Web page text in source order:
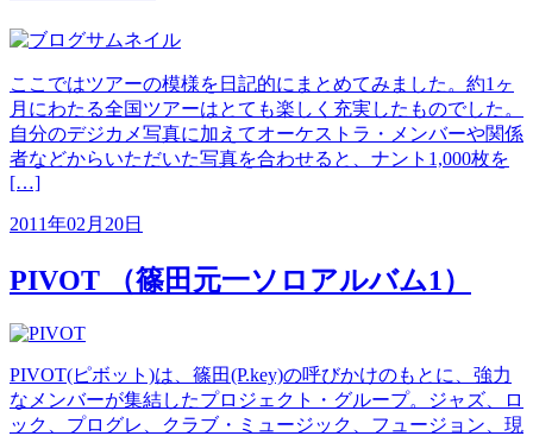
ここではツアーの模様を日記的にまとめてみました。約1ヶ
月にわたる全国ツアーはとても楽しく充実したものでした。
自分のデジカメ写真に加えてオーケストラ・メンバーや関係
者などからいただいた写真を合わせると、ナント1,000枚を
[…]
2011年02月20日
PIVOT （篠田元一ソロアルバム1）
PIVOT(ピボット)は、篠田(P.key)の呼びかけのもとに、強力
なメンバーが集結したプロジェクト・グループ。ジャズ、ロ
ック、プログレ、クラブ・ミュージック、フュージョン、現